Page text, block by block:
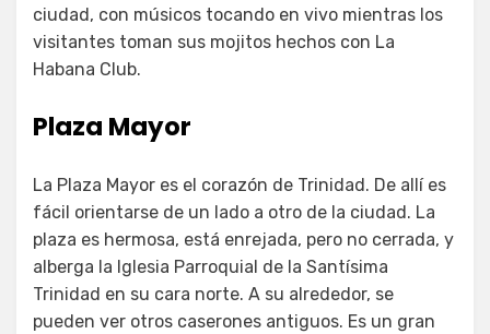
ciudad, con músicos tocando en vivo mientras los
visitantes toman sus mojitos hechos con La
Habana Club.
Plaza Mayor
La Plaza Mayor es el corazón de Trinidad. De allí es
fácil orientarse de un lado a otro de la ciudad. La
plaza es hermosa, está enrejada, pero no cerrada, y
alberga la Iglesia Parroquial de la Santísima
Trinidad en su cara norte. A su alrededor, se
pueden ver otros caserones antiguos. Es un gran